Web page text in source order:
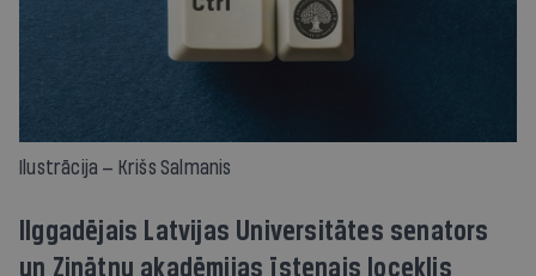
Ilustrācija — Krišs Salmanis
Ilggadējais Latvijas Universitātes senators
un Zinātņu akadēmijas īstenais loceklis